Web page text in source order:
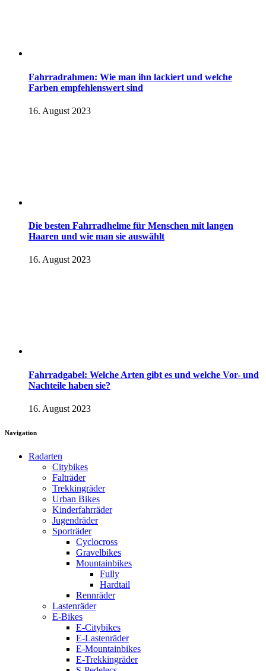
Fahrradrahmen: Wie man ihn lackiert und welche
Farben empfehlenswert sind
16. August 2023
Die besten Fahrradhelme für Menschen mit langen
Haaren und wie man sie auswählt
16. August 2023
Fahrradgabel: Welche Arten gibt es und welche Vor- und
Nachteile haben sie?
16. August 2023
Navigation
Radarten
Citybikes
Falträder
Trekkingräder
Urban Bikes
Kinderfahrräder
Jugendräder
Sporträder
Cyclocross
Gravelbikes
Mountainbikes
Fully
Hardtail
Rennräder
Lastenräder
E-Bikes
E-Citybikes
E-Lastenräder
E-Mountainbikes
E-Trekkingräder